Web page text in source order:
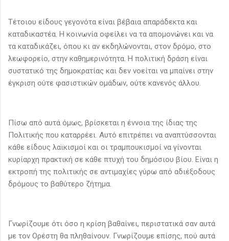
Τέτοιου είδους γεγονότα είναι βέβαια απαράδεκτα και
καταδικαστέα. Η κοινωνία οφείλει να τα απομονώνει και να
τα καταδικάζει, όπου κι αν εκδηλώνονται, στον δρόμο, στο
λεωφορείο, στην καθημερινότητα. Η πολιτική δράση είναι
συστατικό της δημοκρατίας και δεν νοείται να μπαίνει στην
έγκριση ούτε φασιστικών ομάδων, ούτε κανενός άλλου.
Πίσω από αυτά όμως, βρίσκεται η έννοια της ίδιας της
Πολιτικής που καταρρέει. Αυτό επιτρέπει να αναπτύσσονται
κάθε είδους λαϊκισμοί και οι τραμπουκισμοί να γίνονται
κυρίαρχη πρακτική σε κάθε πτυχή του δημόσιου βίου. Είναι η
εκτροπή της πολιτικής σε αντιμαχίες γύρω από αδιέξοδους
δρόμους το βαθύτερο ζήτημα.
Γνωρίζουμε ότι όσο η κρίση βαθαίνει, περιστατικά σαν αυτά
με τον Ορέστη θα πληθαίνουν. Γνωρίζουμε επίσης, πού αυτά